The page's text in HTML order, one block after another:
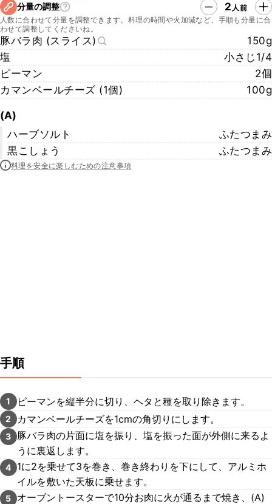
分量の調整 2 人前
人数に合わせて分量を調整できます。料理の時間や火加減など、手順も分量に合
わせて調整してくださいね。
豚バラ肉 (スライス)
150g
塩
小さじ1/4
ピーマン
2個
カマンベールチーズ (1個)
100g
(A)
ハーブソルト
ふたつまみ
黒こしょう
ふたつまみ
料理を安全に楽しむための注意事項
手順
1 ピーマンを縦半分に切り、ヘタと種を取り除きます。
2 カマンベールチーズを1cmの角切りにします。
3
豚バラ肉の片面に塩を振り、塩を振った面が外側に来るよ
うに裏返します。
4
1に2を乗せて3を巻き、巻き終わりを下にして、アルミホ
イルを敷いた天板に乗せます。
5
オーブントースターで10分お肉に火が通るまで焼き、(A)